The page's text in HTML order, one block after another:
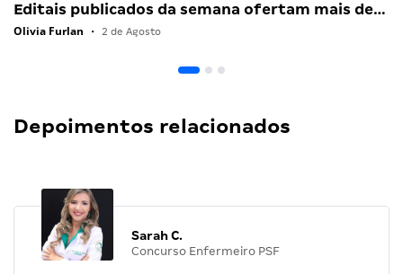
Editais publicados da semana ofertam mais de…
Olivia Furlan • 2 de Agosto
Depoimentos relacionados
Sarah C.
Concurso Enfermeiro PSF